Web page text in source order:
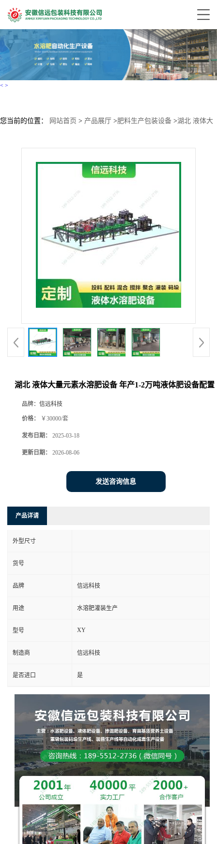
< >
您当前的位置： 网站首页 > 产品展厅 >肥料生产包装设备 >湖北 液体大
湖北 液体大量元素水溶肥设备 年产1-2万吨液体肥设备配置
品牌： 信远科技
价格： ￥30000/套
发布日期： 2025-03-18
更新日期： 2026-08-06
发送咨询信息
产品详请
外型尺寸
货号
品牌 信远科技
用途 水溶肥灌装生产
型号 XY
制造商 信远科技
是否进口 是